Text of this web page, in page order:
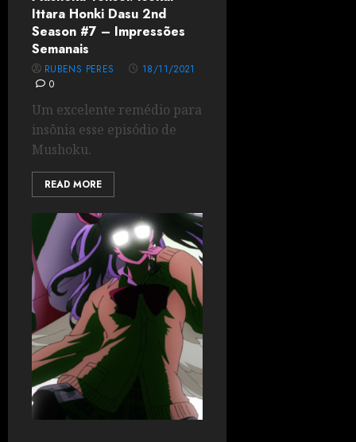
Ittara Honki Dasu 2nd
Season #7 – Impressões
Semanais
RUBENS PERES
18/11/2021
0
Um excelente remédio para
insônia esse episódio de
Mushoku.
READ MORE